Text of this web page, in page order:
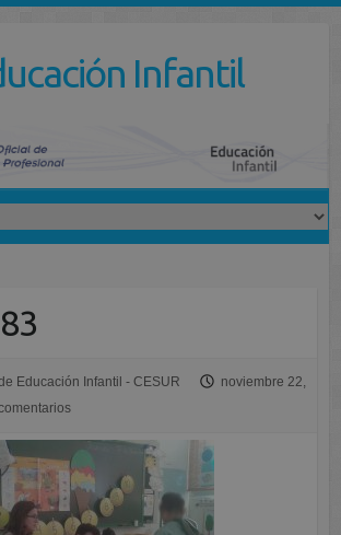
Infantil
Educación Infantil - CESUR
noviembre 22,